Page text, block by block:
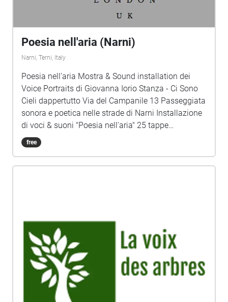
Poesia nell'aria (Narni)
Narni, Terni, Italy
Poesia nell’aria Mostra & Sound installation dei
Voice Portraits di Giovanna Iorio Stanza - Ci Sono
Cieli dappertutto Via del Campanile 13 Passeggiata
sonora e poetica nelle strade di Narni Installazione
di voci & suoni "Poesia nell'aria" 25 tappe
Ascolterete la voce di 21 poeti di oggi e di ieri
(Poesia nell'aria) e 4 interludi musicali (Musica
Iorio vive e lavora a Londra, UK
free